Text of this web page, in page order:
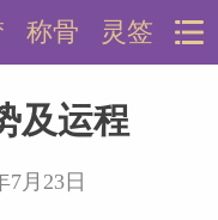
灵签
称骨
及运程
月23日